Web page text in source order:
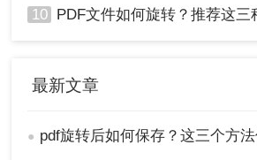
项。
10 PDF文件如何旋转？推荐这三
最新文章
● pdf旋转后如何保存？这三个方法